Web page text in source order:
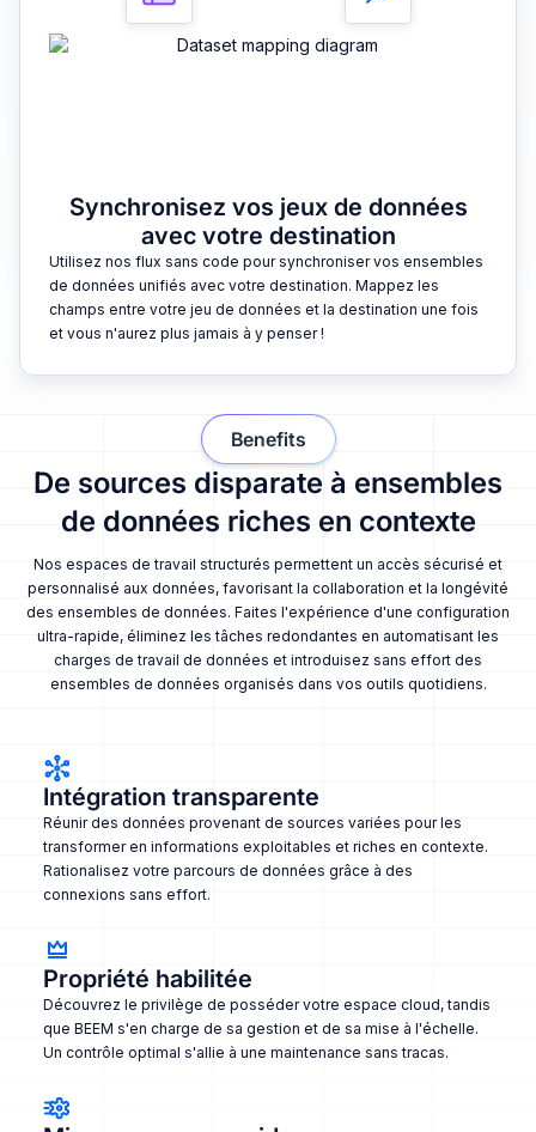
Synchronisez vos jeux de données
avec votre destination
Utilisez nos flux sans code pour synchroniser vos ensembles
de données unifiés avec votre destination. Mappez les
champs entre votre jeu de données et la destination une fois
et vous n'aurez plus jamais à y penser !
De sources disparate à ensembles
de données riches en contexte
Nos espaces de travail structurés permettent un accès sécurisé et
personnalisé aux données, favorisant la collaboration et la longévité
des ensembles de données. Faites l'expérience d'une configuration
ultra-rapide, éliminez les tâches redondantes en automatisant les
charges de travail de données et introduisez sans effort des
ensembles de données organisés dans vos outils quotidiens.
Benefits
Intégration transparente
Réunir des données provenant de sources variées pour les
transformer en informations exploitables et riches en contexte.
Rationalisez votre parcours de données grâce à des
connexions sans effort.
Propriété habilitée
Découvrez le privilège de posséder votre espace cloud, tandis
que BEEM s'en charge de sa gestion et de sa mise à l'échelle.
Un contrôle optimal s'allie à une maintenance sans tracas.